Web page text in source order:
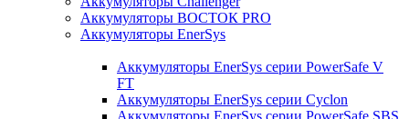
Аккумуляторы ВОСТОК PRO
Аккумуляторы EnerSys
Аккумуляторы EnerSys серии PowerSafe V
FT
Аккумуляторы EnerSys серии Cyclon
Аккумуляторы EnerSys серии PowerSafe SBS